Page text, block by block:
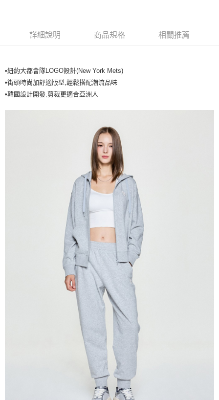
全家取貨付款<未取貨列黑名單/不支援離島取退>
全家取貨<不支援離島取退>
每筆NT$60，滿NT$499(含以上)免運費
每筆NT$60，滿NT$499(含以上)免運費
每筆NT$80，滿NT$699(含以上)免運費
詳細說明 商品規格 相關推薦
•紐約大都會隊LOGO設計(New York Mets)
•街頭時尚加舒適版型,輕鬆搭配潮流品味
•韓國設計開發,剪裁更適合亞洲人